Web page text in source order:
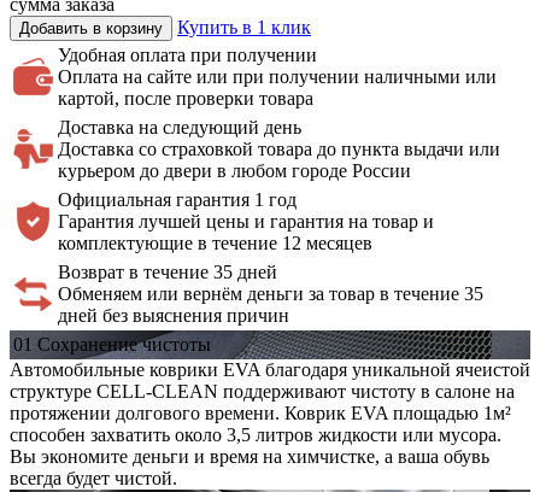
сумма заказа
Добавить в корзину
Купить в 1 клик
Удобная оплата при получении
Оплата на сайте или при получении наличными или
картой, после проверки товара
Доставка на следующий день
Доставка со страховкой товара до пункта выдачи или
курьером до двери в любом городе России
Официальная гарантия 1 год
Гарантия лучшей цены и гарантия на товар и
комплектующие в течение 12 месяцев
Возврат в течение 35 дней
Обменяем или вернём деньги за товар в течение 35
дней без выяснения причин
01 Сохранение чистоты
Автомобильные коврики EVA благодаря уникальной ячеистой
структуре CELL-CLEAN поддерживают чистоту в салоне на
протяжении долгового времени. Коврик EVA площадью 1м²
способен захватить около 3,5 литров жидкости или мусора.
Вы экономите деньги и время на химчистке, а ваша обувь
всегда будет чистой.